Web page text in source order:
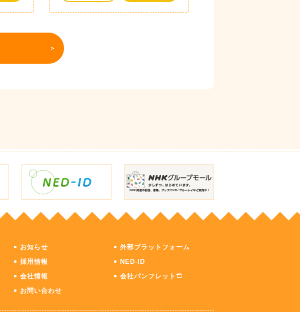
お知らせ
採用情報
会社情報
お問い合わせ
外部プラットフォーム
NED-ID
会社パンフレット